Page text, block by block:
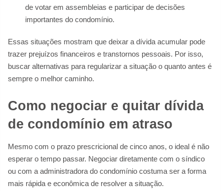
de votar em assembleias e participar de decisões
importantes do condomínio.
Essas situações mostram que deixar a dívida acumular pode
trazer prejuízos financeiros e transtornos pessoais. Por isso,
buscar alternativas para regularizar a situação o quanto antes é
sempre o melhor caminho.
Como negociar e quitar dívida
de condomínio em atraso
Mesmo com o prazo prescricional de cinco anos, o ideal é não
esperar o tempo passar. Negociar diretamente com o síndico
ou com a administradora do condomínio costuma ser a forma
mais rápida e econômica de resolver a situação.